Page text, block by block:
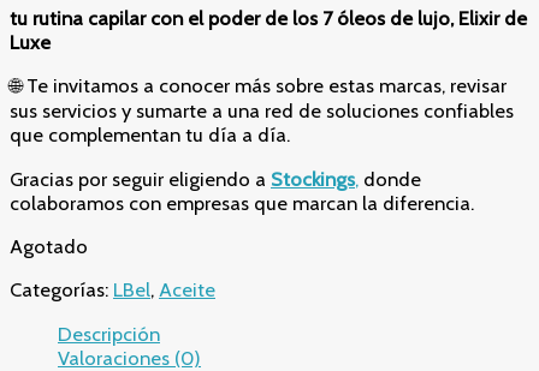
tu rutina capilar con el poder de los 7 óleos de lujo, Elixir de
Luxe
🌐 Te invitamos a conocer más sobre estas marcas, revisar
sus servicios y sumarte a una red de soluciones confiables
que complementan tu día a día.
Gracias por seguir eligiendo a Stockings, donde
colaboramos con empresas que marcan la diferencia.
Agotado
Categorías: LBel, Aceite
Descripción
Valoraciones (0)